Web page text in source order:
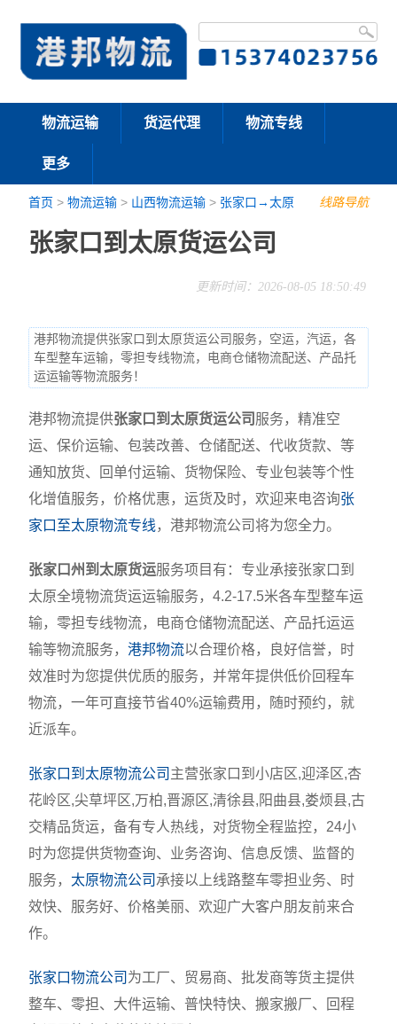
物流运输 货运代理 物流专线
更多
线路导航
首页 >物流运输 > 山西物流运输 > 张家口→太原
张家口到太原货运公司
更新时间：2026-08-05 18:50:49
港邦物流提供张家口到太原货运公司服务，空运，汽运，各
车型整车运输，零担专线物流，电商仓储物流配送、产品托
运运输等物流服务！
港邦物流提供张家口到太原货运公司 服务，精准空
运、保价运输、包装改善、仓储配送、代收货款、等
通知放货、回单付运输、货物保险、专业包装等个性
化增值服务，价格优惠，运货及时，欢迎来电咨询张
家口至太原物流专线 ，港邦物流公司将为您全力。
张家口州到太原货运服务项目有：专业承接张家口到
太原全境物流货运运输服务，4.2-17.5米各车型整车运
输，零担专线物流，电商仓储物流配送、产品托运运
输等物流服务，港邦物流以合理价格，良好信誉，时
效准时为您提供优质的服务，并常年提供低价回程车
物流，一年可直接节省40%运输费用，随时预约，就
近派车。
张家口到太原物流公司 主营张家口到小店区,迎泽区,杏
花岭区,尖草坪区,万柏,晋源区,清徐县,阳曲县,娄烦县,古
交精品货运，备有专人热线，对货物全程监控，24小
时为您提供货物查询、业务咨询、信息反馈、监督的
服务， 太原物流公司 承接以上线路整车零担业务、时
效快、服务好、价格美丽、欢迎广大客户朋友前来合
作。
张家口物流公司 为工厂、贸易商、批发商等货主提供
整车、零担、大件运输、普快特快、搬家搬厂、回程